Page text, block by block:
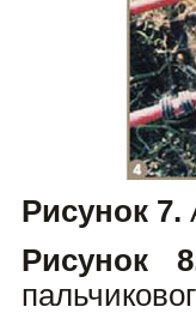
Рисунок 7.
Рисунок